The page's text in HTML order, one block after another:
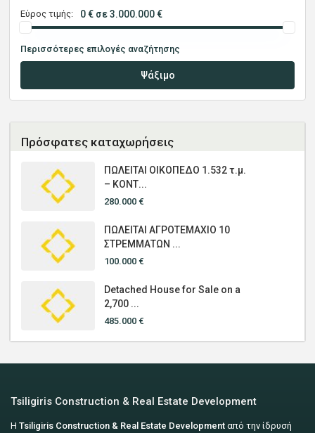
Εύρος τιμής: 0 € σε 3.000.000 €
Περισσότερες επιλογές αναζήτησης
Ψάξιμο
Πρόσφατες καταχωρήσεις
ΠΩΛΕΙΤΑΙ ΟΙΚΟΠΕΔΟ 1.532 τ.μ.
– ΚΟΝΤ...
280.000 €
ΠΩΛΕΙΤΑΙ ΑΓΡΟΤΕΜΑΧΙΟ 10
ΣΤΡΕΜΜΑΤΩΝ ...
100.000 €
Detached House for Sale on a
2,700 ...
485.000 €
Tsiligiris Construction & Real Estate Development
ΗTsiligiris Construction & Real Estate Development από την ίδρυσή